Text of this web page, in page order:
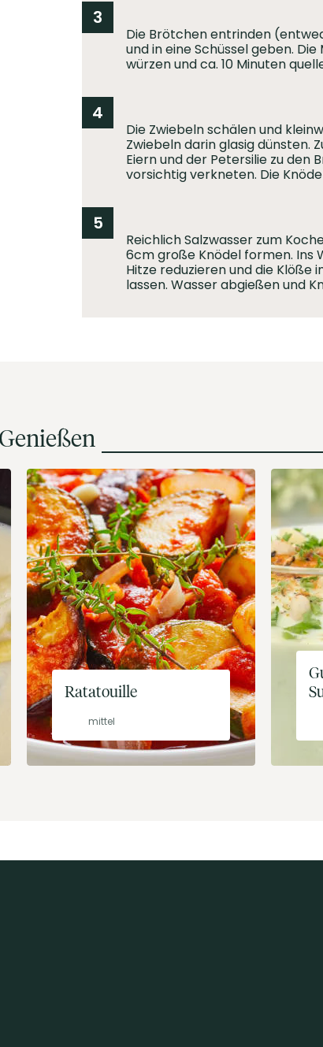
3
Die Brötchen entrinden
und in eine Schüssel geben.
würzen und ca. 10 Minuten
4
Die Zwiebeln schälen und
Zwiebeln darin glasig dünsten.
Eiern und der Petersilie zu den
vorsichtig verkneten. Die
5
Reichlich Salzwasser zum
6cm große Knödel formen. Ins
Hitze reduzieren und die Klöße
lassen. Wasser abgießen und
Ratatouille
mittel